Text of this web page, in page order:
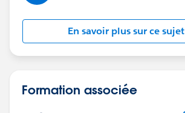
En savoir plus sur ce sujet
Formation associée